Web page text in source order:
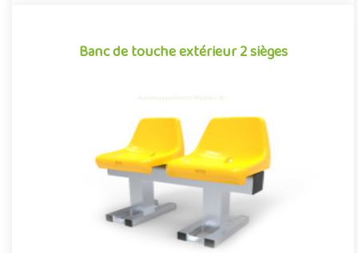
Banc de touche extérieur 2 sièges
Banc de touche extérieur 2 sièges
Banc de touche extérieur pour aménagements sportifs, conçu
et optimisé pour concilier confort et robustesse. Équipé de 2
sièg..
Offre partenaire